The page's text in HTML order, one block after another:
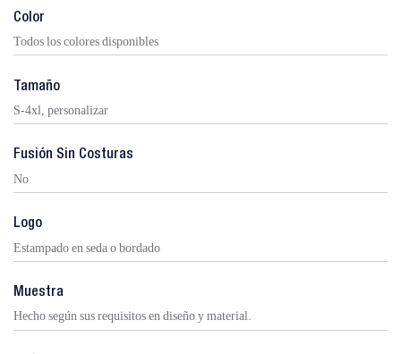
Color
Todos los colores disponibles
Tamaño
S-4xl, personalizar
Fusión Sin Costuras
No
Logo
Estampado en seda o bordado
Muestra
Hecho según sus requisitos en diseño y material.